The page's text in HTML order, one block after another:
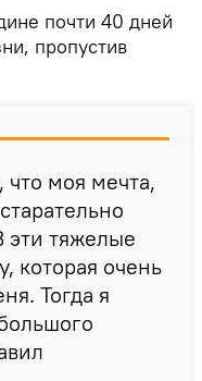
почти 40 дней
пропустив
моя мечта,
эти тяжелые
которая очень
Тогда я